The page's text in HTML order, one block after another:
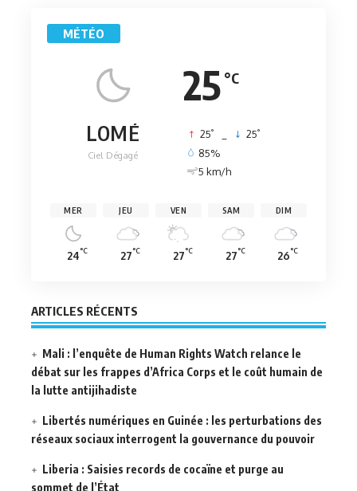
MÉTÉO
25 °C
LOMÉ
Ciel Dégagé
25° 25°
85%
5 km/h
MER
24°C
JEU
27°C
VEN
27°C
SAM
27°C
DIM
26°C
ARTICLES RÉCENTS
Mali : l’enquête de Human Rights Watch relance le
débat sur les frappes d’Africa Corps et le coût humain de
la lutte antijihadiste
Libertés numériques en Guinée : les perturbations des
réseaux sociaux interrogent la gouvernance du pouvoir
Liberia : Saisies records de cocaïne et purge au
sommet de l’État